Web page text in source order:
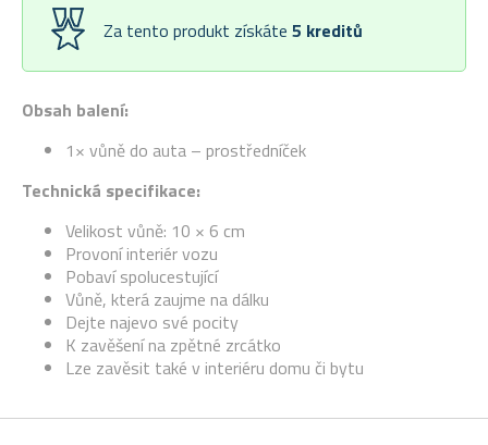
Obsah balení:
1× vůně do auta – prostředníček
Technická specifikace:
Velikost vůně: 10 × 6 cm
Provoní interiér vozu
Pobaví spolucestující
Vůně, která zaujme na dálku
Dejte najevo své pocity
K zavěšení na zpětné zrcátko
Lze zavěsit také v interiéru domu či bytu
Za tento produkt získáte 5 kreditů